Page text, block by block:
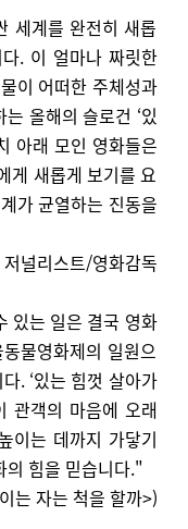
세계를 완전히 새롭
. 이 얼마나 짜릿한
이 어떠한 주체성과
올해의 슬로건 ‘있
아래 모인 영화들은
게 새롭게 보기를 요
가 균열하는 진동을
저널리스트/영화감독
있는 일은 결국 영화
물영화제의 일원으
. ‘있는 힘껏 살아가
관객의 마음에 오래
이는 데까지 가닿기
의 힘을 믿습니다."
는 자는 척을 할까>)